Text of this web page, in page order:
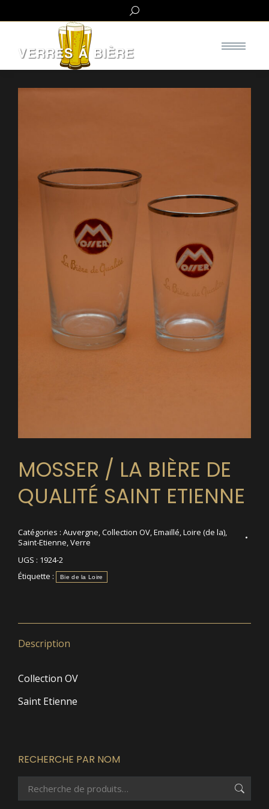
Search:
MOSSER / LA BIÈRE DE
QUALITÉ SAINT ETIENNE
Catégories : Auvergne,Collection OV,Emaillé,Loire (de la),
Saint-Etienne,Verre
UGS : 1924-2
Étiquette :
Bie de la Loire
Description
Collection OV
Saint Etienne
RECHERCHE PAR NOM